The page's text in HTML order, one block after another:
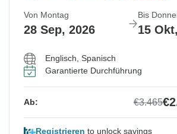
Von Montag
28 Sep, 2026
Bis
15
Englisch, Spanisch
Garantierte Durchführung
Ab: €3.465
Registrieren to unlock savings